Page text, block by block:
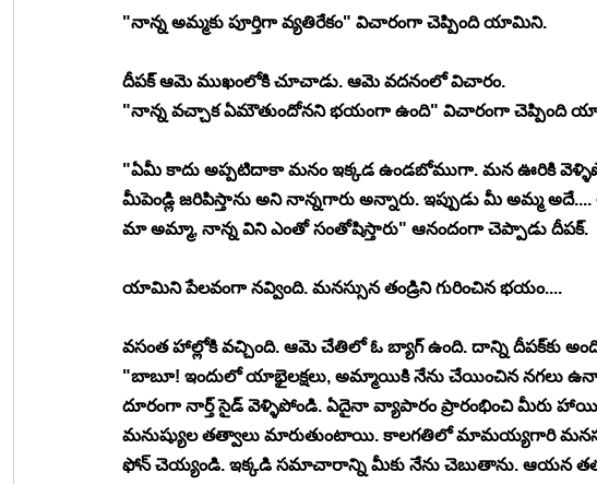
"నాన్న అమ్మకు పూర్తిగా వ్యతిరేకం" విచారంగా చెప్పింది యామిని.
దీపక్ ఆమె ముఖంలోకి చూచాడు. ఆమె వదనంలో విచారం.
"నాన్న వచ్చాక ఏమౌతుందోనని భయంగా ఉంది" విచారంగా చెప్పింది
"ఏమీ కాదు అప్పటిదాకా మనం ఇక్కడ ఉండబోముగా. మన ఊరికి
మీపెండ్లి జరిపిస్తాను అని నాన్నగారు అన్నారు. ఇప్పుడు మీ అమ్మ
మా అమ్మా, నాన్న విని ఎంతో సంతోషిస్తారు" ఆనందంగా చెప్పాడు దీపక్.
యామిని పేలవంగా నవ్వింది. మనస్సున తండ్రిని గురించిన భయం....
వసంత హాల్లోకి వచ్చింది. ఆమె చేతిలో ఓ బ్యాగ్ ఉంది. దాన్ని దీపక్‍కు
"బాబూ! ఇందులో యాభైలక్షలు, అమ్మాయికి నేను చేయించిన నగలు
దూరంగా నార్త్ సైడ్ వెళ్ళిపోండి. ఏదైనా వ్యాపారం ప్రారంభించి మీరు
మనుష్యుల తత్వాలు మారుతుంటాయి. కాలగతిలో మామయ్యగారి
ఫోన్ చెయ్యండి. ఇక్కడి సమాచారాన్ని మీకు నేను చెబుతాను. ఆయన